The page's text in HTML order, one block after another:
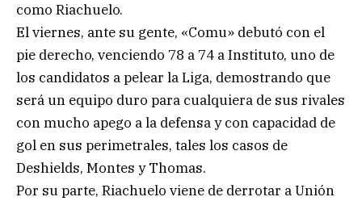
como Riachuelo.
El viernes, ante su gente, «Comu» debutó con el
pie derecho, venciendo 78 a 74 a Instituto, uno de
los candidatos a pelear la Liga, demostrando que
será un equipo duro para cualquiera de sus rivales
con mucho apego a la defensa y con capacidad de
gol en sus perimetrales, tales los casos de
Deshields, Montes y Thomas.
Por su parte, Riachuelo viene de derrotar a Unión